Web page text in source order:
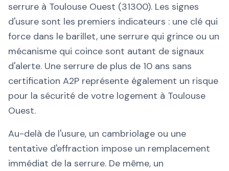
serrure à Toulouse Ouest (31300). Les signes
d'usure sont les premiers indicateurs : une clé qui
force dans le barillet, une serrure qui grince ou un
mécanisme qui coince sont autant de signaux
d'alerte. Une serrure de plus de 10 ans sans
certification A2P représente également un risque
pour la sécurité de votre logement à Toulouse
Ouest.
Au-delà de l'usure, un cambriolage ou une
tentative d'effraction impose un remplacement
immédiat de la serrure. De même, un